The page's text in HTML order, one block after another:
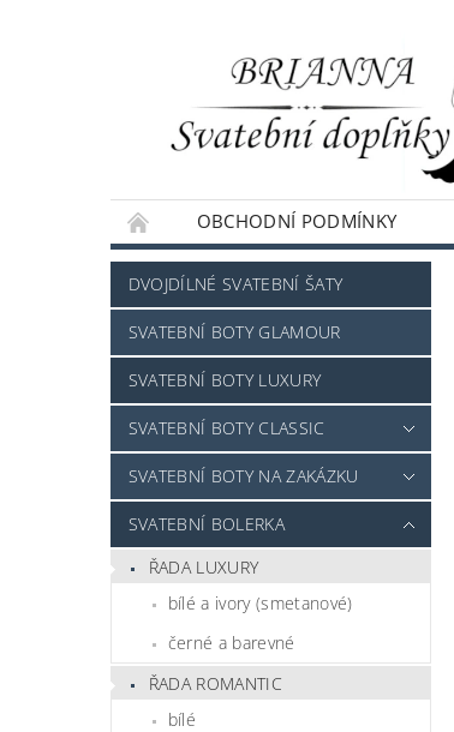
OBCHODNÍ PODMÍNKY
NAPIŠTE NÁM
DVOJDÍLNÉ SVATEBNÍ ŠATY
SVATEBNÍ BOTY GLAMOUR
SVATEBNÍ BOTY LUXURY
SVATEBNÍ BOTY CLASSIC
SVATEBNÍ BOTY NA ZAKÁZKU
SVATEBNÍ BOLERKA
ŘADA LUXURY
bílé a ivory (smetanové)
černé a barevné
ŘADA ROMANTIC
bílé